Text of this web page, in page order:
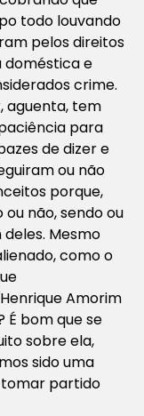
todo louvando
pelos direitos
doméstica e
crime.
aguenta, tem
para
de dizer e
ou não
porque,
não, sendo ou
Mesmo
como o
Amorim
É bom que se
sobre ela,
sido uma
tomar partido